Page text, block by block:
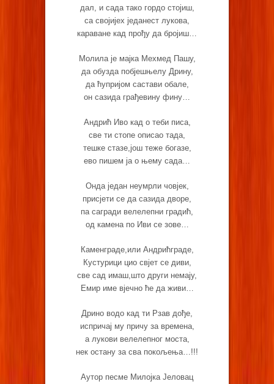
дал, и сада тако гордо стојиш,
са својијех једанест лукова,
караване кад прођу да бројиш…
Молила је мајка Мехмед Пашу,
да обузда побјешњелу Дрину,
да ћупријом састави обале,
он сазида грађевину фину…
Андрић Иво кад о теби писа,
све ти стопе описао тада,
тешке стазе,још теже богазе,
ево пишем ја о њему сада…
Онда један неумрли човјек,
присјети се да сазида дворе,
па сагради велелепни градић,
од камена по Иви се зове…
Каменграде,или Андрићграде,
Кустурици цио свјет се диви,
све сад имаш,што други немају,
Емир име вјечно ће да живи…
Дрино водо кад ти Рзав дође,
испричај му причу за времена,
а лукови велелепног моста,
нек остану за сва покољења…!!!
Аутор песме Милојка Јеловац